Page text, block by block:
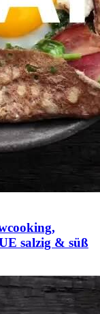
salzig & süß